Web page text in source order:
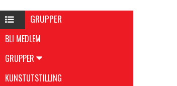
GRUPPER
BLI MEDLEM
GRUPPER
KUNSTUTSTILLING